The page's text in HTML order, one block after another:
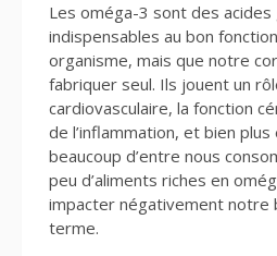
Les oméga-3 sont des
indispensables au bon
organisme, mais que notre
fabriquer seul. Ils jouent un
cardiovasculaire, la fonction
de l’inflammation, et bien
beaucoup d’entre nous
peu d’aliments riches en
impacter négativement notre
terme.